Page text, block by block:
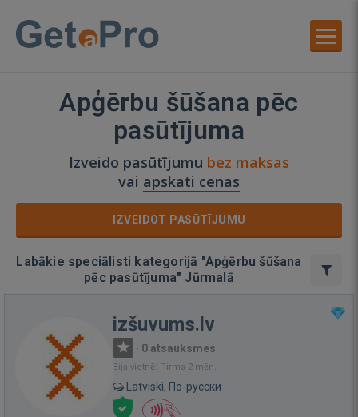
Apģērbu šūšana pēc
pasūtījuma
Izveido pasūtījumu bez maksas
vai apskati cenas
IZVEIDOT PASŪTĪJUMU
Labākie speciālisti kategorijā "Apģērbu šūšana
pēc pasūtījuma" Jūrmalā
izšuvums.lv
· 0 atsauksmes
Bija vietnē: Pirms 2 mēn.
Latviski, По-русски